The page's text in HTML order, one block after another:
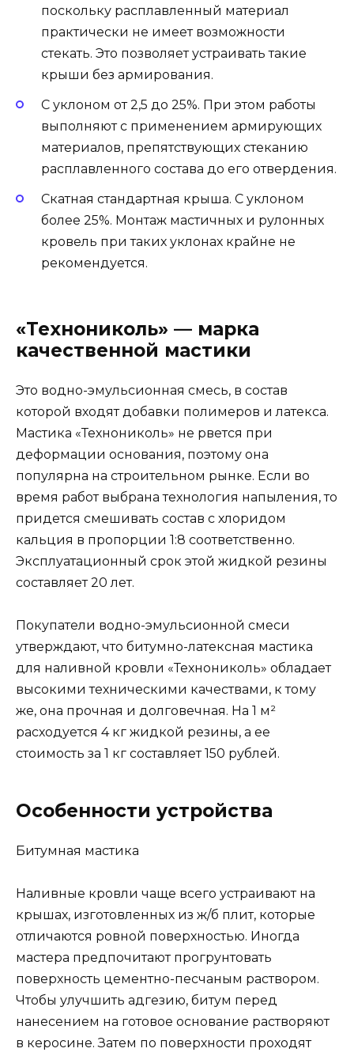
поскольку расплавленный материал
практически не имеет возможности
стекать. Это позволяет устраивать такие
крыши без армирования.
С уклоном от 2,5 до 25%. При этом работы
выполняют с применением армирующих
материалов, препятствующих стеканию
расплавленного состава до его отвердения.
Скатная стандартная крыша. С уклоном
более 25%. Монтаж мастичных и рулонных
кровель при таких уклонах крайне не
рекомендуется.
«Технониколь» — марка
качественной мастики
Это водно-эмульсионная смесь, в состав
которой входят добавки полимеров и латекса.
Мастика «Технониколь» не рвется при
деформации основания, поэтому она
популярна на строительном рынке. Если во
время работ выбрана технология напыления, то
придется смешивать состав с хлоридом
кальция в пропорции 1:8 соответственно.
Эксплуатационный срок этой жидкой резины
составляет 20 лет.
Покупатели водно-эмульсионной смеси
утверждают, что битумно-латексная мастика
для наливной кровли «Технониколь» обладает
высокими техническими качествами, к тому
же, она прочная и долговечная. На 1 м²
расходуется 4 кг жидкой резины, а ее
стоимость за 1 кг составляет 150 рублей.
Особенности устройства
Битумная мастика
Наливные кровли чаще всего устраивают на
крышах, изготовленных из ж/б плит, которые
отличаются ровной поверхностью. Иногда
мастера предпочитают прогрунтовать
поверхность цементно-песчаным раствором.
Чтобы улучшить адгезию, битум перед
нанесением на готовое основание растворяют
в керосине. Затем по поверхности проходят